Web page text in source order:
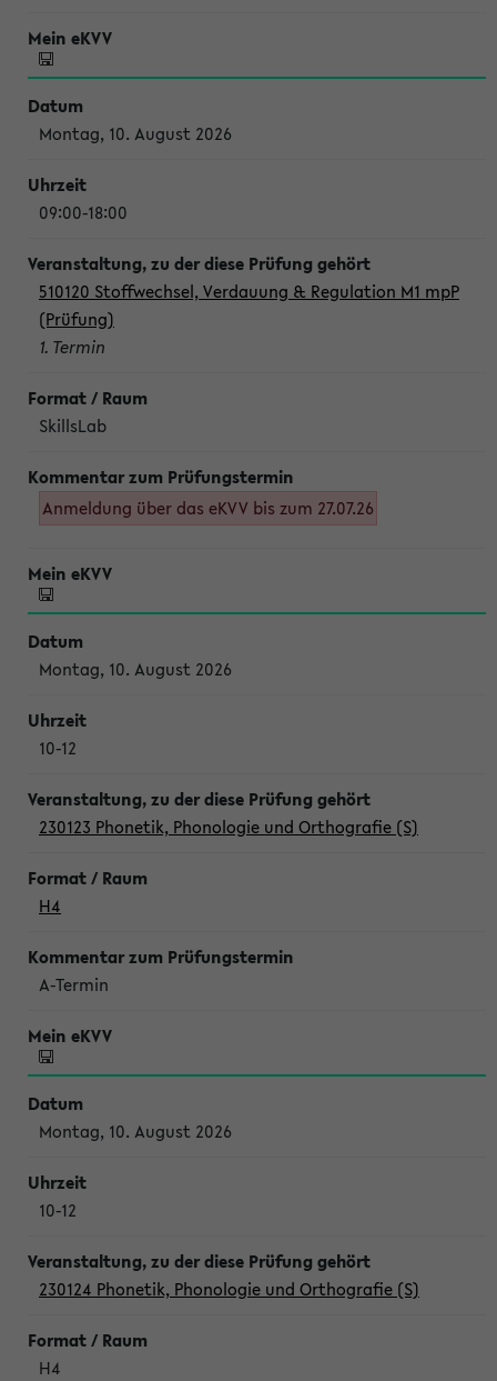
Montag, 10. August 2026
09:00-18:00
510120 Stoffwechsel, Verdauung & Regulation M1 mpP
(Prüfung)
1. Termin
SkillsLab
Anmeldung über das eKVV bis zum 27.07.26
Montag, 10. August 2026
10-12
230123 Phonetik, Phonologie und Orthografie (S)
H4
A-Termin
Montag, 10. August 2026
10-12
230124 Phonetik, Phonologie und Orthografie (S)
H4